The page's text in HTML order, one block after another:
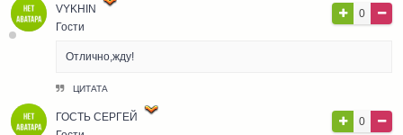
VYKHIN
Гости
0
Отлично,жду!
ЦИТАТА
ГОСТЬ СЕРГЕЙ
0